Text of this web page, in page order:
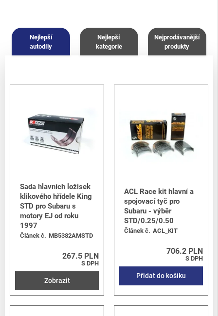
Nejlepší
autodíly
Nejlepší
kategorie
Nejprodávanější
produkty
Sada hlavních ložisek
klikového hřídele King
STD pro Subaru s
motory EJ od roku
1997
Článek č. MB5382AMSTD
267.5 PLN
S DPH
Zobrazit
ACL Race kit hlavní a
spojovací tyč pro
Subaru - výběr
STD/0.25/0.50
Článek č. ACL_KIT
706.2 PLN
S DPH
Přidat do košíku